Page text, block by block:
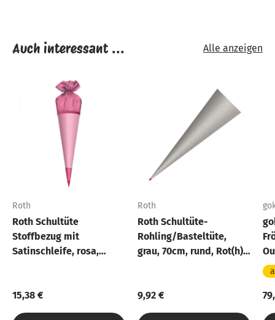
Auch interessant ... Alle anzeigen
Roth
Roth Schultüte
Stoffbezug mit
Satinschleife, rosa,
15,38 €
Roth
Roth Schultüte-
Rohling/Basteltüte,
grau, 70cm, rund, Rot(h)-
9,92 €